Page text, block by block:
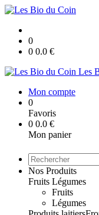
0
0 0.0 €
Les
Mon compte
0
Favoris
0 0.0 €
Mon panier
Nos Produits
Fruits Légumes
Fruits
Légumes